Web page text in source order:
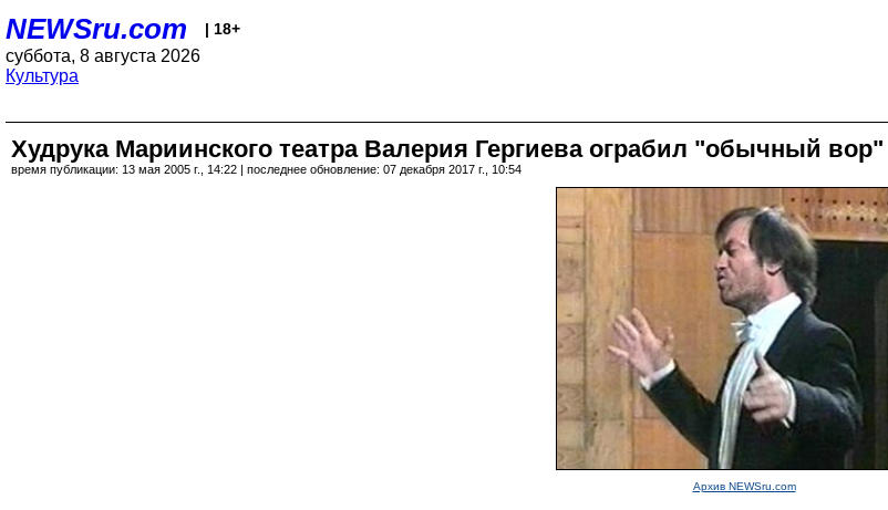
NEWSru.com | 18+
суббота, 8 августа 2026
Культура
Худрука Мариинского театра Валерия Гергиева ограбил "обычный вор"
время публикации: 13 мая 2005 г., 14:22 | последнее обновление: 07 декабря 2017 г., 10:54
Архив NEWSru.com